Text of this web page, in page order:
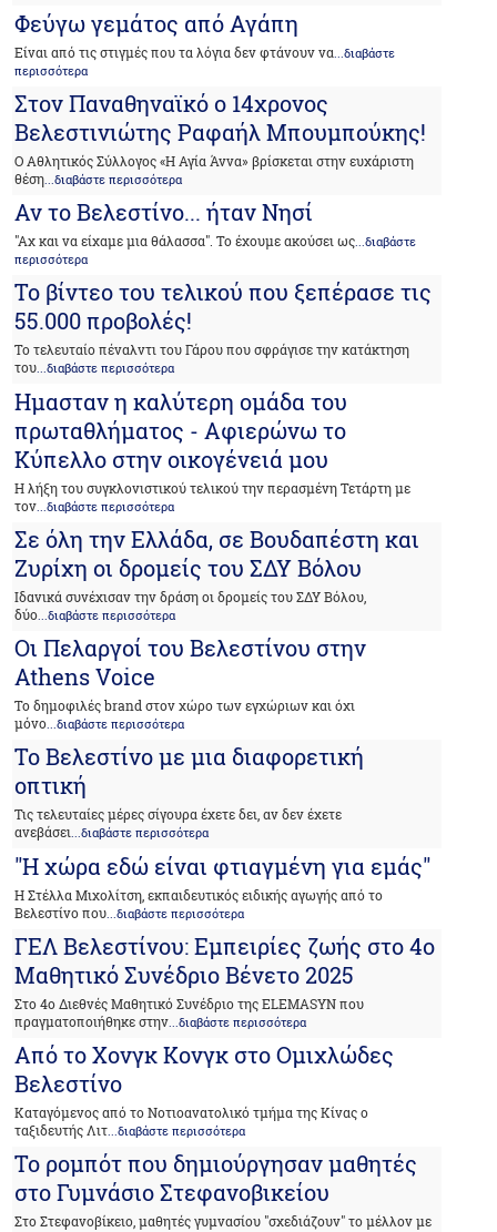
Φεύγω γεμάτος από Αγάπη
Είναι από τις στιγμές που τα λόγια δεν φτάνουν να ...διαβάστε
περισσότερα
Στον Παναθηναϊκό ο 14χρονος
Βελεστινιώτης Ραφαήλ Μπουμπούκης!
Ο Αθλητικός Σύλλογος «Η Αγία Άννα» βρίσκεται στην ευχάριστη
θέση...διαβάστε περισσότερα
Αν το Βελεστίνο... ήταν Νησί
"Αχ και να είχαμε μια θάλασσα". Το έχουμε ακούσει ως...διαβάστε
περισσότερα
Το βίντεο του τελικού που ξεπέρασε τις
55.000 προβολές!
Το τελευταίο πέναλντι του Γάρου που σφράγισε την κατάκτηση
του...διαβάστε περισσότερα
Ημασταν η καλύτερη ομάδα του
πρωταθλήματος - Αφιερώνω το
Κύπελλο στην οικογένειά μου
Η λήξη του συγκλονιστικού τελικού την περασμένη Τετάρτη με
τον ...διαβάστε περισσότερα
Σε όλη την Ελλάδα, σε Βουδαπέστη και
Ζυρίχη οι δρομείς του ΣΔΥ Βόλου
Ιδανικά συνέχισαν την δράση οι δρομείς του ΣΔΥ Βόλου,
δύο...διαβάστε περισσότερα
Οι Πελαργοί του Βελεστίνου στην
Athens Voice
Το δημοφιλές brand στον χώρο των εγχώριων και όχι
μόνο...διαβάστε περισσότερα
Το Βελεστίνο με μια διαφορετική
οπτική
Τις τελευταίες μέρες σίγουρα έχετε δει, αν δεν έχετε
ανεβάσει...διαβάστε περισσότερα
"Η χώρα εδώ είναι φτιαγμένη για εμάς"
Η Στέλλα Μιχολίτση, εκπαιδευτικός ειδικής αγωγής από το
Βελεστίνο που ...διαβάστε περισσότερα
ΓΕΛ Βελεστίνου: Εμπειρίες ζωής στο 4ο
Μαθητικό Συνέδριο Βένετο 2025
Στο 4ο Διεθνές Μαθητικό Συνέδριο της ELEMASYN που
πραγματοποιήθηκε στην...διαβάστε περισσότερα
Από το Χονγκ Κονγκ στο Ομιχλώδες
Βελεστίνο
Καταγόμενος από το Νοτιοανατολικό τμήμα της Κίνας ο
ταξιδευτής Λιτ...διαβάστε περισσότερα
Το ρομπότ που δημιούργησαν μαθητές
στο Γυμνάσιο Στεφανοβικείου
Στο Στεφανοβίκειο, μαθητές γυμνασίου "σχεδιάζουν" το μέλλον με